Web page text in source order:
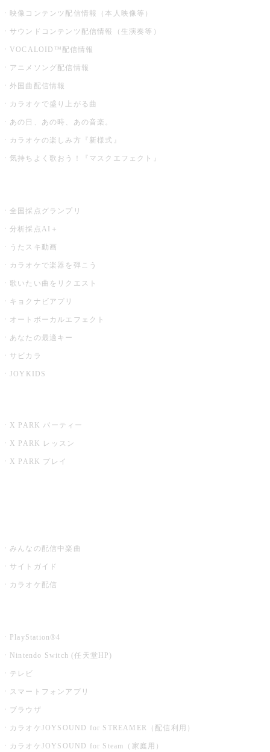
映像コンテンツ配信情報（本人映像等）
サウンドコンテンツ配信情報（生演奏等）
VOCALOID™配信情報
アニメソング配信情報
外国曲配信情報
カラオケで盛り上がる曲
あの日、あの時、あの音楽。
カラオケの楽しみ方『新様式』
気持ちよく歌おう！『マスクエフェクト』
全国採点グランプリ
分析採点AI＋
うたスキ動画
カラオケで楽器を弾こう
歌いたい曲をリクエスト
キョクナビアプリ
オートボーカルエフェクト
あなたの最適キー
サビカラ
JOYKIDS
X PARK パーティー
X PARK レッスン
X PARK プレイ
みんなの配信中楽曲
サイトガイド
カラオケ配信
PlayStation®4
Nintendo Switch (任天堂HP)
テレビ
スマートフォンアプリ
ブラウザ
カラオケJOYSOUND for STREAMER（配信利用）
カラオケJOYSOUND for Steam（家庭用）